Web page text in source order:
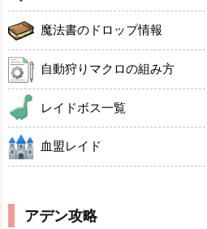
魔法書のドロップ情報
自動狩りマクロの組み方
レイドボス一覧
血盟レイド
アデン攻略